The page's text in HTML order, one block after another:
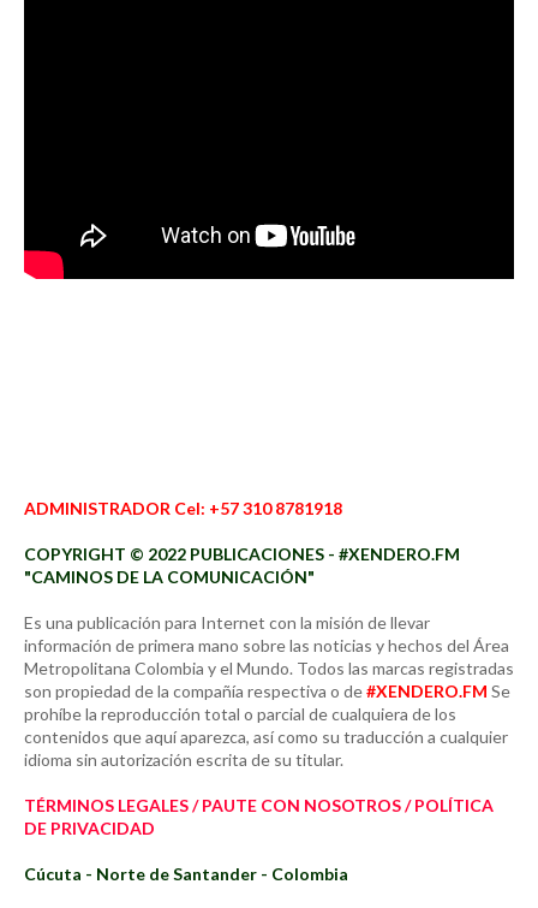
ADMINISTRADOR Cel: +57 310 8781918
COPYRIGHT © 2022 PUBLICACIONES - #XENDERO.FM
"CAMINOS DE LA COMUNICACIÓN"
Es una publicación para Internet con la misión de llevar
información de primera mano sobre las noticias y hechos del Área
Metropolitana Colombia y el Mundo. Todos las marcas registradas
son propiedad de la compañía respectiva o de#XENDERO.FM Se
prohíbe la reproducción total o parcial de cualquiera de los
contenidos que aquí aparezca, así como su traducción a cualquier
idioma sin autorización escrita de su titular.
TÉRMINOS LEGALES / PAUTE CON NOSOTROS / POLÍTICA
DE PRIVACIDAD
Cúcuta - Norte de Santander - Colombia